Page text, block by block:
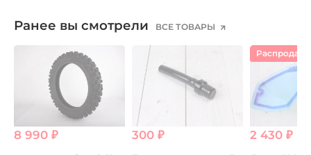
Ранее вы смотрели ВСЕ ТОВАРЫ
8 990 ₽ 300 ₽
Распродажа
2 430 ₽